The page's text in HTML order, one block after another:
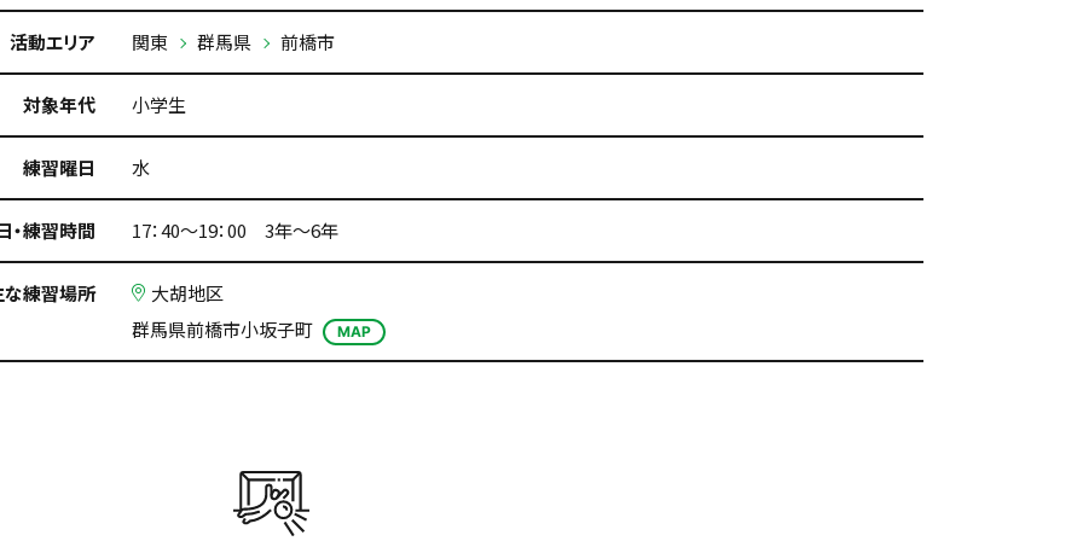
活動エリア 関東 群馬県 前橋市
対象年代 小学生
練習曜日 水
・練習時間 17：40～19：00 3年～6年
な練習場所
大胡地区
群馬県前橋市小坂子町
MAP